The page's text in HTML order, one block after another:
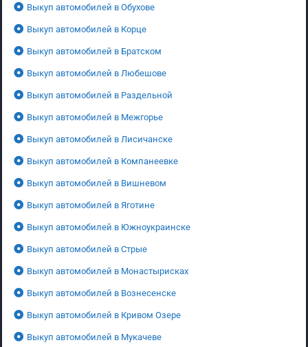
Выкуп автомобилей в Обухове
Выкуп автомобилей в Корце
Выкуп автомобилей в Братском
Выкуп автомобилей в Любешове
Выкуп автомобилей в Раздельной
Выкуп автомобилей в Межгорье
Выкуп автомобилей в Лисичанске
Выкуп автомобилей в Компанеевке
Выкуп автомобилей в Вишневом
Выкуп автомобилей в Яготине
Выкуп автомобилей в Южноукраинске
Выкуп автомобилей в Стрые
Выкуп автомобилей в Монастырисках
Выкуп автомобилей в Вознесенске
Выкуп автомобилей в Кривом Озере
Выкуп автомобилей в Мукачеве